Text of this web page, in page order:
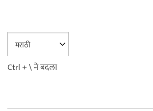
Ctrl + \ ने बदला